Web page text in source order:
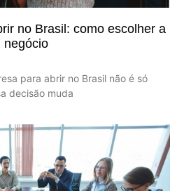
no Brasil: como escolher a
negócio
para abrir no Brasil não é só
decisão muda